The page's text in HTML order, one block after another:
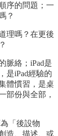
序的問題；一
？
理嗎？在更後
脈絡；iPad是
是iPad經驗的
體慣習，是桌
部份與全部，
「後設物
造、描述、或